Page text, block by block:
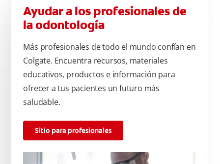
Ayudar a los profesionales de
la odontología
Más profesionales de todo el mundo confían en
Colgate. Encuentra recursos, materiales
educativos, productos e información para
ofrecer a tus pacientes un futuro más
saludable.
Sitio para profesionales